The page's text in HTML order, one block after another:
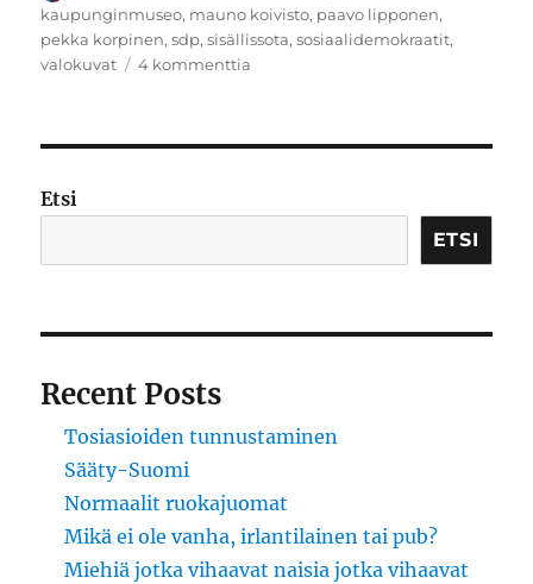
kaupunginmuseo, mauno koivisto, paavo lipponen,
pekka korpinen,sdp,sisällissota,sosiaalidemokraatit,
valokuvat
4 kommenttia
Etsi
ETSI
Recent Posts
Tosiasioiden tunnustaminen
Sääty-Suomi
Normaalit ruokajuomat
Mikä ei ole vanha, irlantilainen tai pub?
Miehiä jotka vihaavat naisia jotka vihaavat